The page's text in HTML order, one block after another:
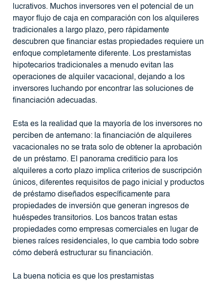
lucrativos. Muchos inversores ven el potencial de un
mayor flujo de caja en comparación con los alquileres
tradicionales a largo plazo, pero rápidamente
descubren que financiar estas propiedades requiere un
enfoque completamente diferente. Los prestamistas
hipotecarios tradicionales a menudo evitan las
operaciones de alquiler vacacional, dejando a los
inversores luchando por encontrar las soluciones de
financiación adecuadas.
Esta es la realidad que la mayoría de los inversores no
perciben de antemano: la financiación de alquileres
vacacionales no se trata solo de obtener la aprobación
de un préstamo. El panorama crediticio para los
alquileres a corto plazo implica criterios de suscripción
únicos, diferentes requisitos de pago inicial y productos
de préstamo diseñados específicamente para
propiedades de inversión que generan ingresos de
huéspedes transitorios. Los bancos tratan estas
propiedades como empresas comerciales en lugar de
bienes raíces residenciales, lo que cambia todo sobre
cómo deberá estructurar su financiación.
La buena noticia es que los prestamistas